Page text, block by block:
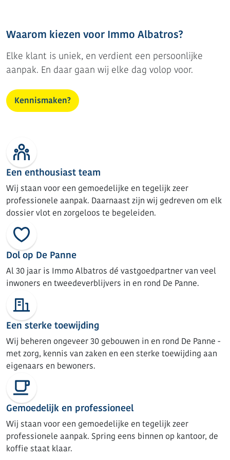
Waarom kiezen voor Immo Albatros?
Elke klant is uniek, en verdient een persoonlijke
aanpak. En daar gaan wij elke dag volop voor.
Kennismaken?
Een enthousiast team
Wij staan voor een gemoedelijke en tegelijk zeer
professionele aanpak. Daarnaast zijn wij gedreven om elk
dossier vlot en zorgeloos te begeleiden.
Dol op De Panne
Al 30 jaar is Immo Albatros dé vastgoedpartner van veel
inwoners en tweedeverblijvers in en rond De Panne.
Een sterke toewijding
Wij beheren ongeveer 30 gebouwen in en rond De Panne -
met zorg, kennis van zaken en een sterke toewijding aan
eigenaars en bewoners.
Gemoedelijk en professioneel
Wij staan voor een gemoedelijke en tegelijk zeer
professionele aanpak. Spring eens binnen op kantoor, de
koffie staat klaar.